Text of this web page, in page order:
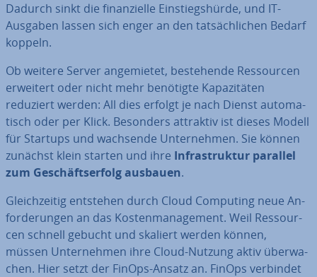
Dadurch sinkt die fi­nan­zi­el­le Ein­stiegs­hür­de, und IT-
Ausgaben lassen sich enger an den tat­säch­li­chen Bedarf
koppeln.
Ob weitere Server an­ge­mie­tet, be­stehen­de Res­sour­cen
erweitert oder nicht mehr benötigte Ka­pa­zi­tä­ten
reduziert werden: All dies erfolgt je nach Dienst au­to­ma­
tisch oder per Klick. Besonders attraktiv ist dieses Modell
für Startups und wachsende Un­ter­neh­men. Sie können
zunächst klein starten und ihre In­fra­struk­tur parallel
zum Ge­schäfts­er­folg ausbauen.
Gleich­zei­tig entstehen durch Cloud Computing neue An­
for­de­run­gen an das Kos­ten­ma­nage­ment. Weil Res­sour­
cen schnell gebucht und skaliert werden können,
müssen Un­ter­neh­men ihre Cloud-Nutzung aktiv über­wa­
chen. Hier setzt der FinOps-Ansatz an. FinOps verbindet